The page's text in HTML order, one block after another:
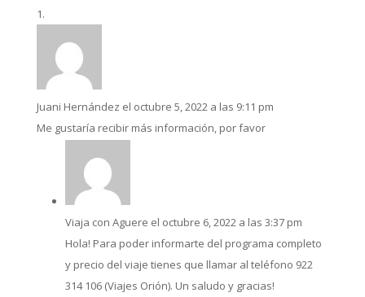
Juani Hernández el octubre 5, 2022 a las 9:11 pm
Me gustaría recibir más información, por favor
Viaja con Aguere el octubre 6, 2022 a las 3:37 pm
Hola! Para poder informarte del programa completo
y precio del viaje tienes que llamar al teléfono 922
314 106 (Viajes Orión). Un saludo y gracias!